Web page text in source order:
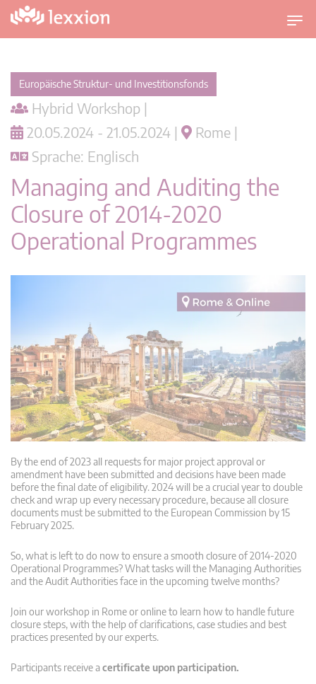
U
m
o
n
Europäische Struktur- und Investitionsfonds
Hybrid Workshop |
20.05.2024 - 21.05.2024 |
Rome |
Sprache: Englisch
Managing and Auditing the
Closure of 2014-2020
Operational Programmes
By the end of 2023 all requests for major project approval or
amendment have been submitted and decisions have been made
before the final date of eligibility. 2024 will be a crucial year to double
check and wrap up every necessary procedure, because all closure
documents must be submitted to the European Commission by 15
February 2025.
So, what is left to do now to ensure a smooth closure of 2014-2020
Operational Programmes? What tasks will the Managing Authorities
and the Audit Authorities face in the upcoming twelve months?
Join our workshop in Rome or online to learn how to handle future
closure steps, with the help of clarifications, case studies and best
practices presented by our experts.
Participants receive acertificate upon participation.